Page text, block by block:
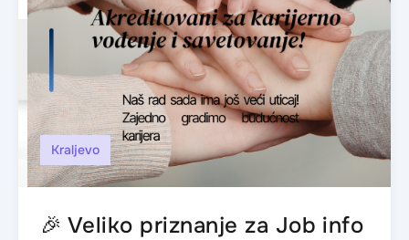
Kraljevo
🎉 Veliko priznanje za Job info